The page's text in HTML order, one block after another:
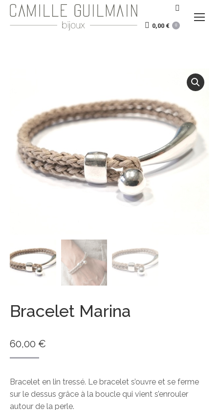
Recherche
:
0,00 € 0
Bracelet Marina
60,00 €
Bracelet en lin tressé. Le bracelet s’ouvre et se ferme
sur le dessus grâce à la boucle qui vient s’enrouler
autour de la perle.